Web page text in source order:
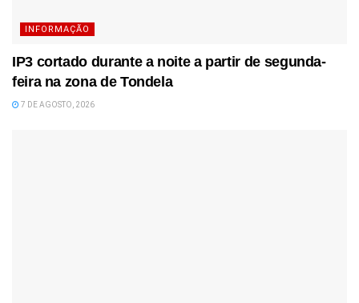
INFORMAÇÃO
IP3 cortado durante a noite a partir de segunda-
feira na zona de Tondela
7 DE AGOSTO, 2026